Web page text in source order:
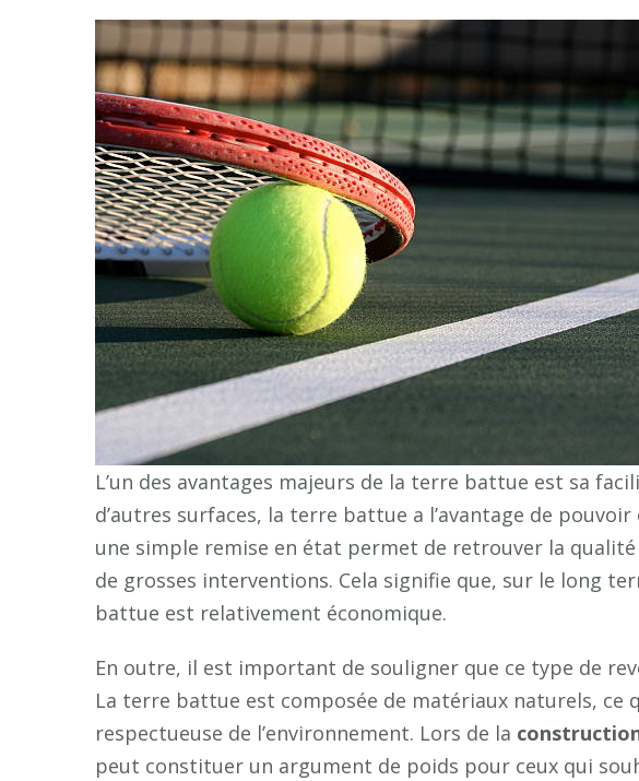
L’un des avantages majeurs de la terre battue est sa
d’autres surfaces, la terre battue a l’avantage de
une simple remise en état permet de retrouver la
de grosses interventions. Cela signifie que, sur le long
battue est relativement économique.
En outre, il est important de souligner que ce type de
La terre battue est composée de matériaux naturels, ce
respectueuse de l’environnement. Lors de la
peut constituer un argument de poids pour ceux qui